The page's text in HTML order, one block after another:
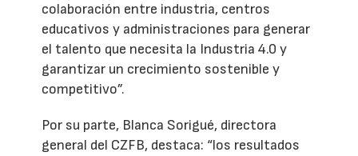
colaboración entre industria, centros
educativos y administraciones para generar
el talento que necesita la Industria 4.0 y
garantizar un crecimiento sostenible y
competitivo”.
Por su parte, Blanca Sorigué, directora
general del CZFB, destaca: “los resultados